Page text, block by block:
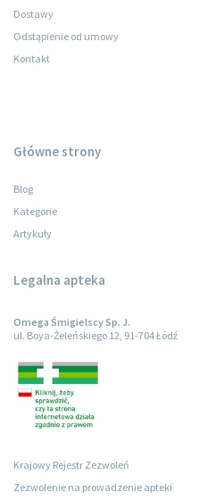
Dostawy
Odstąpienie od umowy
Kontakt
Główne strony
Blog
Kategorie
Artykuły
Legalna apteka
Omega Śmigielscy Sp. J.
ul. Boya-Żeleńskiego 12, 91-704 Łódź
Krajowy Rejestr Zezwoleń
Zezwolenie na prowadzenie apteki